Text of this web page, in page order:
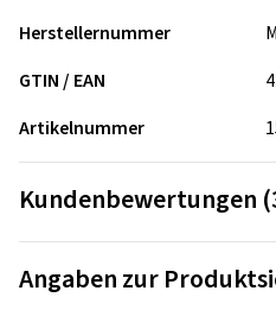
Herstellernummer
GTIN / EAN
Artikelnummer
Kundenbewertungen
5,00
von insgesamt 3
Angaben zur